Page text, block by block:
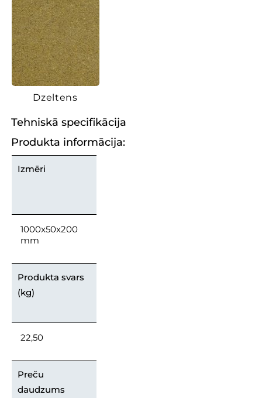
Dzeltens
Tehniskā specifikācija
Produkta informācija:
Izmēri
1000x50x200
mm
Produkta svars
(kg)
22,50
Preču
daudzums